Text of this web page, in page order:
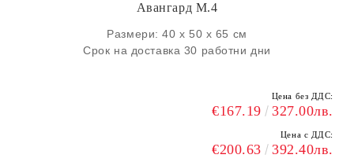
Авангард М.4
Размери: 40 х 50 х 65 см
Срок на доставка 30 работни дни
Цена без ДДС:
€167.19 327.00лв.
Цена с ДДС:
€200.63 392.40лв.